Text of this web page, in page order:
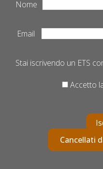
Nome
Email
Stai iscrivendo un ETS
Accetto
Cancellati